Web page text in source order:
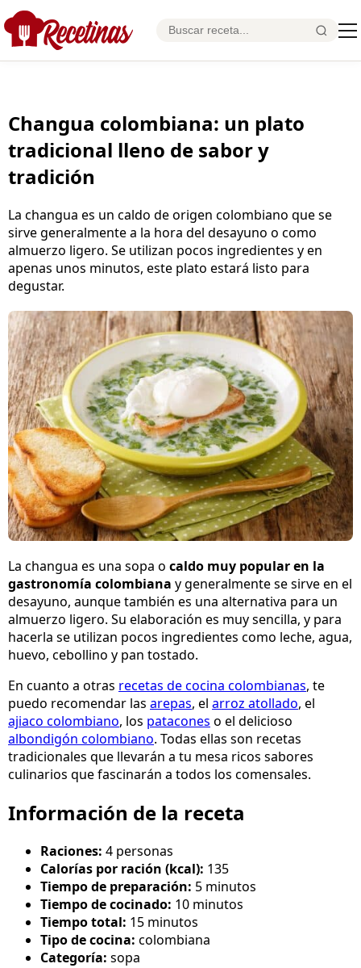
Changua colombiana: un plato
tradicional lleno de sabor y
tradición
La changua es un caldo de origen colombiano que se
sirve generalmente a la hora del desayuno o como
almuerzo ligero. Se utilizan pocos ingredientes y en
apenas unos minutos, este plato estará listo para
degustar.
La changua es una sopa o caldo muy popular en la
gastronomía colombiana y generalmente se sirve en el
desayuno, aunque también es una alternativa para un
almuerzo ligero. Su elaboración es muy sencilla, y para
hacerla se utilizan pocos ingredientes como leche, agua,
huevo, cebollino y pan tostado.
En cuanto a otras recetas de cocina colombianas, te
puedo recomendar las arepas, el arroz atollado, el
ajiaco colombiano, los patacones o el delicioso
albondigón colombiano. Todas ellas son recetas
tradicionales que llevarán a tu mesa ricos sabores
culinarios que fascinarán a todos los comensales.
Información de la receta
Raciones: 4 personas
Calorías por ración (kcal): 135
Tiempo de preparación: 5 minutos
Tiempo de cocinado: 10 minutos
Tiempo total: 15 minutos
Tipo de cocina: colombiana
Categoría: sopa